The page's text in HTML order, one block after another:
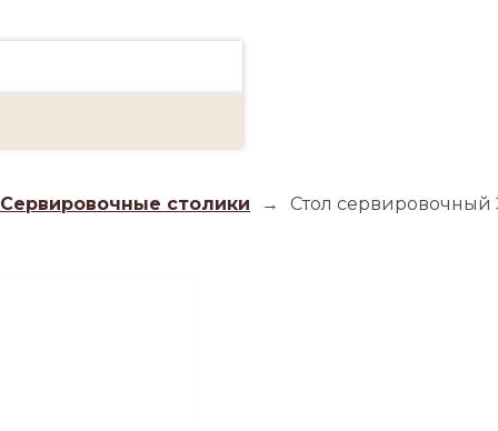
Сервировочные столики → Стол сервировочный